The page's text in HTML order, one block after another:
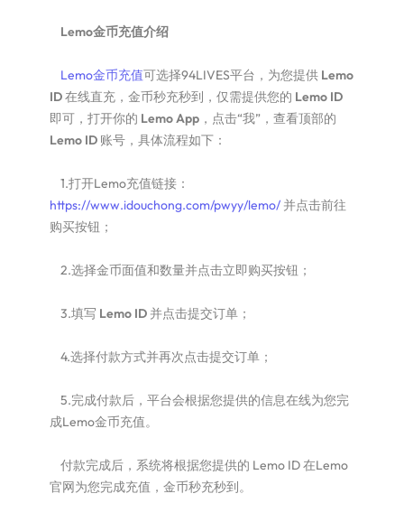
Lemo金币充值介绍
Lemo金币充值可选择94LIVES平台，为您提供 Lemo
ID在线直充，金币秒充秒到，仅需提供您的 Lemo ID
即可，打开你的 Lemo App，点击“我”，查看顶部的
Lemo ID账号，具体流程如下：
1.打开Lemo充值链接：
https://www.idouchong.com/pwyy/lemo/并点击前往
购买按钮；
2.选择金币面值和数量并点击立即购买按钮；
3.填写 Lemo ID并点击提交订单；
4.选择付款方式并再次点击提交订单；
5.完成付款后，平台会根据您提供的信息在线为您完
成Lemo金币充值。
付款完成后，系统将根据您提供的 Lemo ID 在Lemo
官网为您完成充值，金币秒充秒到。